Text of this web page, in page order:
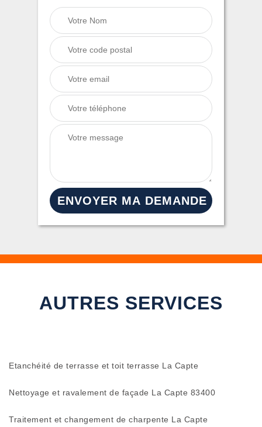
AUTRES SERVICES
Etanchéité de terrasse et toit terrasse La Capte
Nettoyage et ravalement de façade La Capte 83400
Traitement et changement de charpente La Capte